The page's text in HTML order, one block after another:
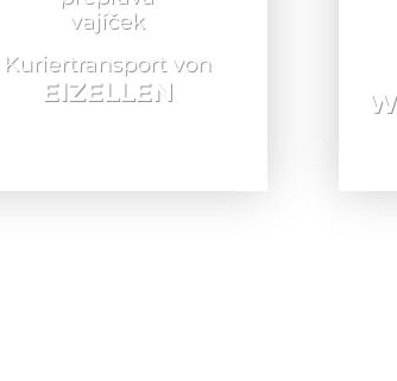
Kuriertransport von
EIZELLEN